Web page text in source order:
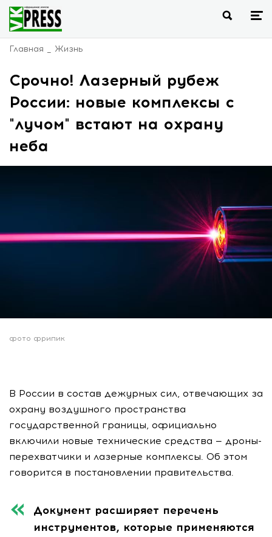
Главная Жизнь
Срочно! Лазерный рубеж
России: новые комплексы с
"лучом" встают на охрану
неба
фото фрипик
В России в состав дежурных сил, отвечающих за
охрану воздушного пространства
государственной границы, официально
включили новые технические средства — дроны-
перехватчики и лазерные комплексы. Об этом
говорится в постановлении правительства.
Документ расширяет перечень
инструментов, которые применяются